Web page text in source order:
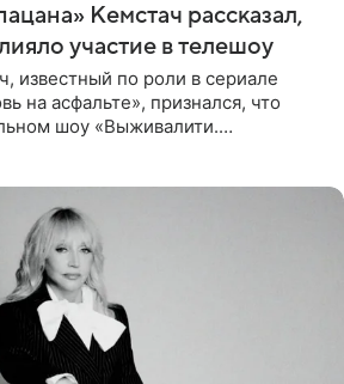
Кемстач рассказал,
участие в телешоу
известный по роли в сериале
на асфальте», признался, что
шоу «Выживалити.